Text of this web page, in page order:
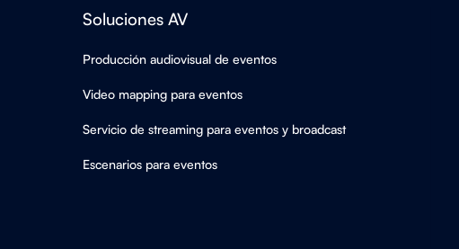
Soluciones AV
Producción audiovisual de eventos
Video mapping para eventos
Servicio de streaming para eventos y broadcast
Escenarios para eventos